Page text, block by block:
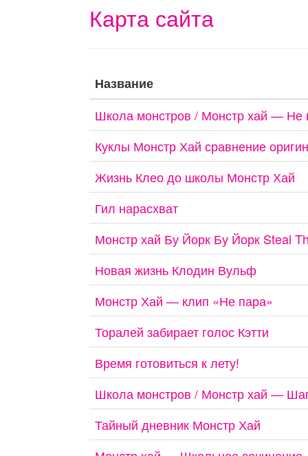
Карта сайта
Название
Школа монстров / Монстр хай — Не
Куклы Монстр Хай сравнение
Жизнь Клео до школы Монстр Хай
Гил нарасхват
Монстр хай Бу Йорк Бу Йорк Steal
Новая жизнь Клодин Вульф
Монстр Хай — клип «Не пара»
Торалей забирает голос Кэтти
Время готовиться к лету!
Школа монстров / Монстр хай —
Тайный дневник Монстр Хай